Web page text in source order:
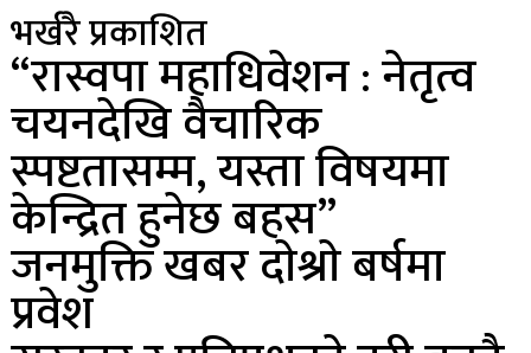
भर्खरै प्रकाशित
“रास्वपा महाधिवेशन : नेतृत्व
चयनदेखि वैचारिक
स्पष्टतासम्म, यस्ता विषयमा
केन्द्रित हुनेछ बहस”
जनमुक्ति खबर दाेश्राे बर्षमा
प्रवेश